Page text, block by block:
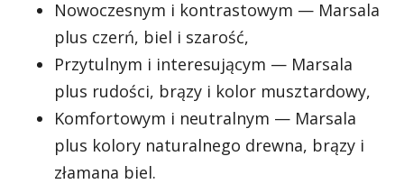
Nowoczesnym i kontrastowym — Marsala
plus czerń, biel i szarość,
Przytulnym i interesującym — Marsala
plus rudości, brązy i kolor musztardowy,
Komfortowym i neutralnym — Marsala
plus kolory naturalnego drewna, brązy i
złamana biel.